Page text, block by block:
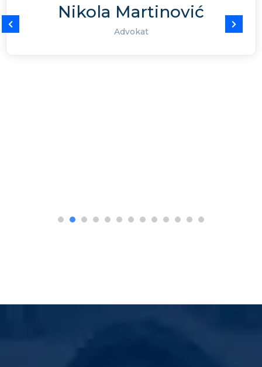
Nebojša Vučinić
Redovni profesor na Pravnom fakultetu UCG